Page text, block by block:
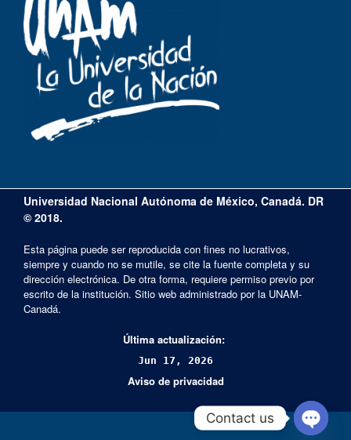
Universidad Nacional Autónoma de México, Canadá. DR
© 2018.
Esta página puede ser reproducida con fines no lucrativos,
siempre y cuando no se mutile, se cite la fuente completa y su
dirección electrónica. De otra forma, requiere permiso previo por
escrito de la institución. Sitio web administrado por la UNAM-
Canadá.
Última actualización:
Jun 17, 2026
Aviso de privacidad
Contact us